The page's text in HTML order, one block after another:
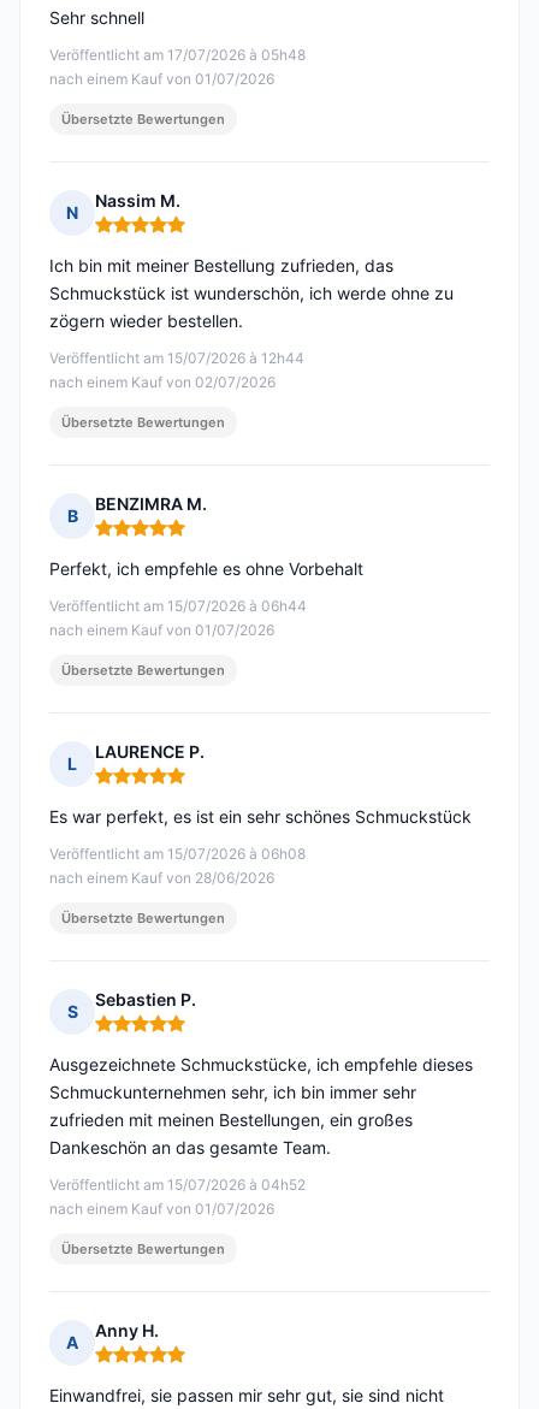
Veröffentlicht am 17/07/2026 à 05h48
nach einem Kauf von 01/07/2026
Sehr schnell
Übersetzte Bewertungen
N
Nassim M.
Hinweis: 5 von 5
Veröffentlicht am 15/07/2026 à 12h44
nach einem Kauf von 02/07/2026
Ich bin mit meiner Bestellung zufrieden, das
Schmuckstück ist wunderschön, ich werde ohne zu
zögern wieder bestellen.
Übersetzte Bewertungen
B
BENZIMRA M.
Hinweis: 5 von 5
Veröffentlicht am 15/07/2026 à 06h44
nach einem Kauf von 01/07/2026
Perfekt, ich empfehle es ohne Vorbehalt
Übersetzte Bewertungen
L
LAURENCE P.
Hinweis: 5 von 5
Veröffentlicht am 15/07/2026 à 06h08
nach einem Kauf von 28/06/2026
Es war perfekt, es ist ein sehr schönes Schmuckstück
Übersetzte Bewertungen
S
Sebastien P.
Hinweis: 5 von 5
Veröffentlicht am 15/07/2026 à 04h52
nach einem Kauf von 01/07/2026
Ausgezeichnete Schmuckstücke, ich empfehle dieses
Schmuckunternehmen sehr, ich bin immer sehr
zufrieden mit meinen Bestellungen, ein großes
Dankeschön an das gesamte Team.
Übersetzte Bewertungen
A
Anny H.
Hinweis: 5 von 5
Einwandfrei, sie passen mir sehr gut, sie sind nicht